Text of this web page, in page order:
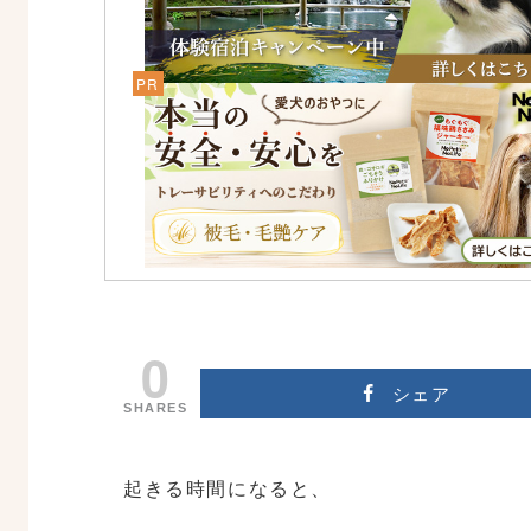
0
SHARES
シェア
起きる時間になると、